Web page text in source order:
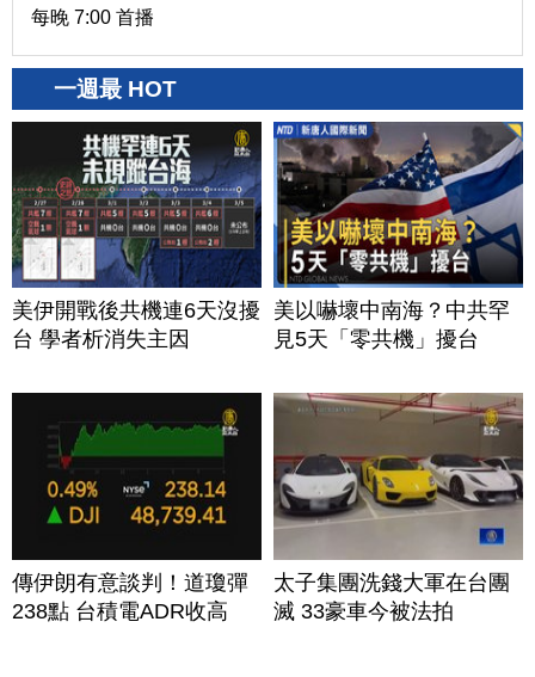
每晚 7:00 首播
一週最 HOT
美伊開戰後共機連6天沒擾
台 學者析消失主因
美以嚇壞中南海？中共罕
見5天「零共機」擾台
傳伊朗有意談判！道瓊彈
238點 台積電ADR收高
太子集團洗錢大軍在台團
滅 33豪車今被法拍